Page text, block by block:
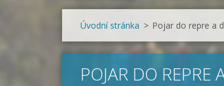
Úvodní stránka > Pojar do repre a
POJAR DO REPRE